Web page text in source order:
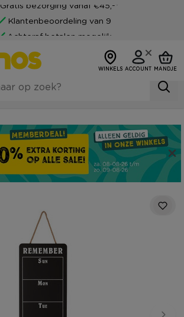
Gratis bezorging vanaf €45,-*
Klantenbeoordeling van 9
Achteraf betalen mogelijk
WINKELS ACCOUNT MANDJE